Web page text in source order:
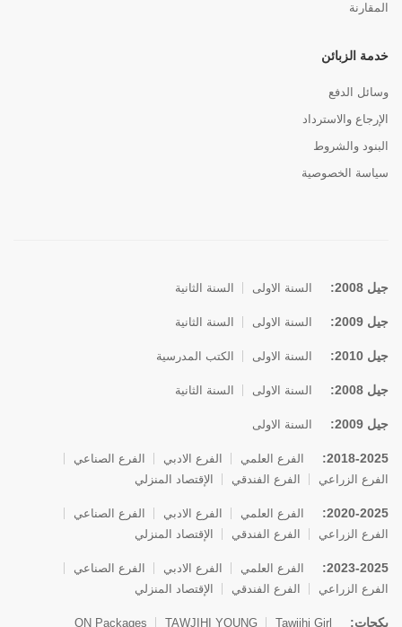
المقارنة
خدمة الزبائن
وسائل الدفع
الإرجاع والاسترداد
البنود والشروط
سياسة الخصوصية
جيل 2008: السنة الاولى السنة الثانية
جيل 2009: السنة الاولى السنة الثانية
جيل 2010: السنة الاولى الكتب المدرسية
جيل 2008: السنة الاولى السنة الثانية
جيل 2009: السنة الاولى
2018-2025: الفرع العلمي الفرع الادبي
الفرع الصناعي
الفرع الزراعي
الفرع الفندقي الإقتصاد المنزلي
2020-2025: الفرع العلمي الفرع الادبي
الفرع الصناعي
الفرع الزراعي
الفرع الفندقي الإقتصاد المنزلي
2023-2025: الفرع العلمي الفرع الادبي
الفرع الصناعي
الفرع الزراعي
الفرع الفندقي الإقتصاد المنزلي
بكجات: Tawjihi Girl
TAWJIHI YOUNG
ON Packages